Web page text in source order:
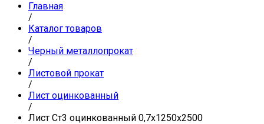
Главная
/
Каталог товаров
/
Черный металлопрокат
/
Листовой прокат
/
Лист оцинкованный
/
Лист Ст3 оцинкованный 0,7х1250х2500